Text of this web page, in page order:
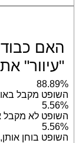
האם
"עיוור"
88.89%
השופט מקבל
5.56%
השופט לא מקבל
5.56%
השופט בוחן אותן,